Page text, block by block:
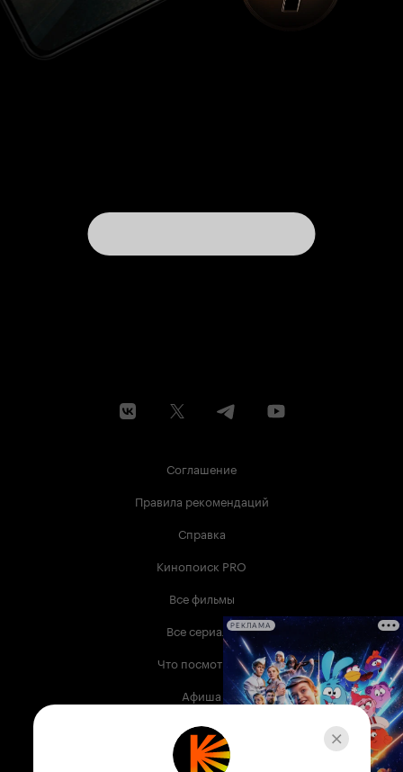
Соглашение
Правила рекомендаций
Справка
Кинопоиск PRO
Все фильмы
Все сериалы
Что посмотреть
Афиша
Музыка
Телепрограмма
РЕКЛАМА